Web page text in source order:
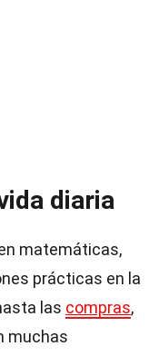
diaria
matemáticas,
prácticas en la
las compras,
muchas